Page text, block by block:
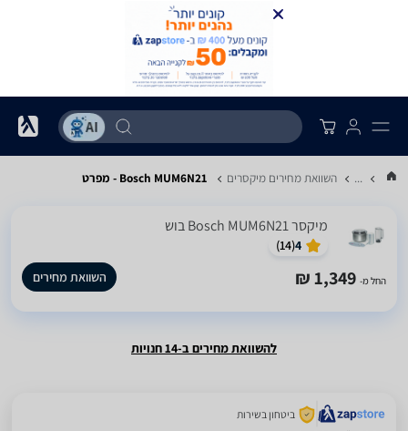
... השוואת מחירים מיקסרים Bosch MUM6N21 - מפרט
‏מיקסר Bosch MUM6N21 בוש
4
(
14
)
החל מ- 1,349 ₪ השוואת מחירים
להשוואת מחירים ב-14 חנויות
ביטחון בשירות